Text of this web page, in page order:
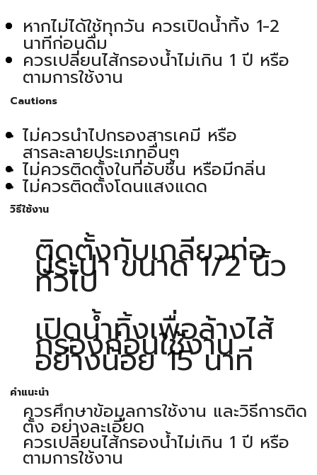
หากไม่ได้ใช้ทุกวัน ควรเปิดน้ำทิ้ง 1-2
นาทีก่อนดื่ม
ควรเปลี่ยนไส้กรองน้ำไม่เกิน 1 ปี หรือ
ตามการใช้งาน
Cautions
ไม่ควรนำไปกรองสารเคมี หรือ
สารละลายประเภทอื่นๆ
ไม่ควรติดตั้งในที่อับชื้น หรือมีกลิ่น
ไม่ควรติดตั้งโดนแสงแดด
วิธีใช้งาน
ติดตั้งกับเกลียวท่อ
ประปา ขนาด 1/2 นิ้ว
ทั่วไป
เปิดน้ำทิ้งเพื่อล้างไส้
กรองก่อนใช้งาน
อย่างน้อย 15 นาที
คำแนะนำ
ควรศึกษาข้อมูลการใช้งาน และวิธีการติด
ตั้ง อย่างละเอียด
ควรเปลี่ยนไส้กรองน้ำไม่เกิน 1 ปี หรือ
ตามการใช้งาน